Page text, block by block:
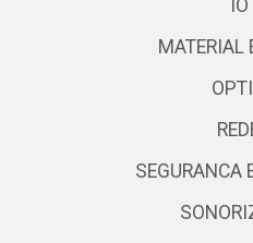
MATERIAL
SEGURANCA